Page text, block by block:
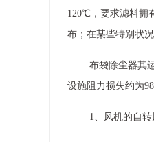
120℃，要求滤料拥
布；在某些特别状
布袋除尘器其
设施阻力损失约为
1、风机的自